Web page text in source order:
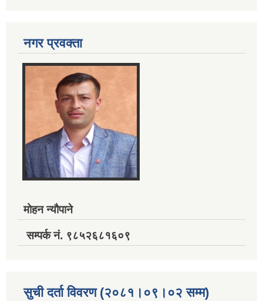
नगर प्रवक्ता
मोहन न्यौपाने
सम्पर्क नं. ९८५२६८१६०९
सुची दर्ता विवरण (२०८१।०९।०२ सम्म)